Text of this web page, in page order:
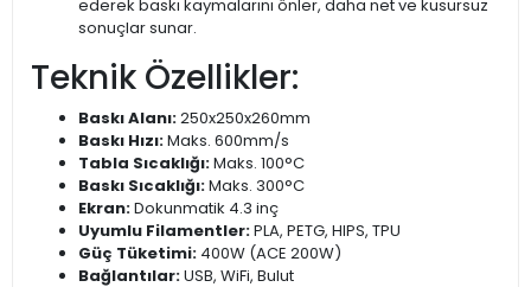
ederek baskı kaymalarını önler, daha net ve kusursuz
sonuçlar sunar.
Teknik Özellikler:
Baskı Alanı:250x250x260mm
Baskı Hızı:Maks. 600mm/s
Tabla Sıcaklığı:Maks. 100°C
Baskı Sıcaklığı:Maks. 300°C
Ekran:Dokunmatik 4.3 inç
Uyumlu Filamentler:PLA, PETG, HIPS, TPU
Güç Tüketimi: 400W (ACE 200W)
Bağlantılar:USB, WiFi, Bulut